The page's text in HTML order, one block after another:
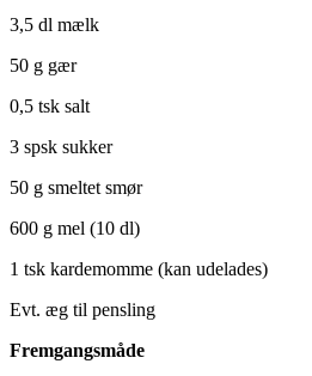
3,5 dl mælk
50 g gær
0,5 tsk salt
3 spsk sukker
50 g smeltet smør
600 g mel (10 dl)
1 tsk kardemomme (kan udelades)
Evt. æg til pensling
Fremgangsmåde